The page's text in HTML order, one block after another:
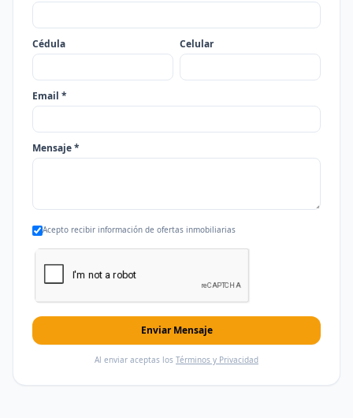
Cédula Celular
Email *
Mensaje *
Acepto recibir información de ofertas inmobiliarias
Enviar Mensaje
Al enviar aceptas los Términos y Privacidad